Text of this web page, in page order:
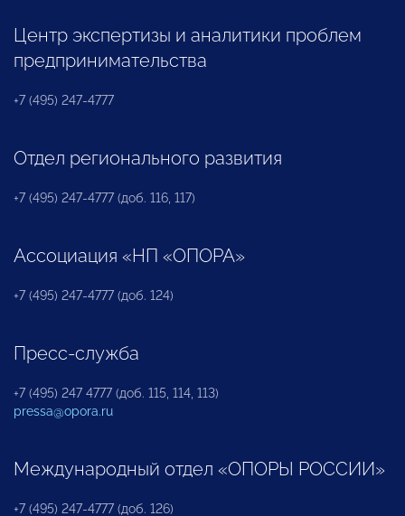
Центр экспертизы и аналитики проблем
предпринимательства
+7 (495) 247-4777
Отдел регионального развития
+7 (495) 247-4777 (доб. 116, 117)
Ассоциация «НП «ОПОРА»
+7 (495) 247-4777 (доб. 124)
Пресс-служба
+7 (495) 247 4777 (доб. 115, 114, 113)
pressa@opora.ru
Международный отдел «ОПОРЫ РОССИИ»
+7 (495) 247-4777 (доб. 126)